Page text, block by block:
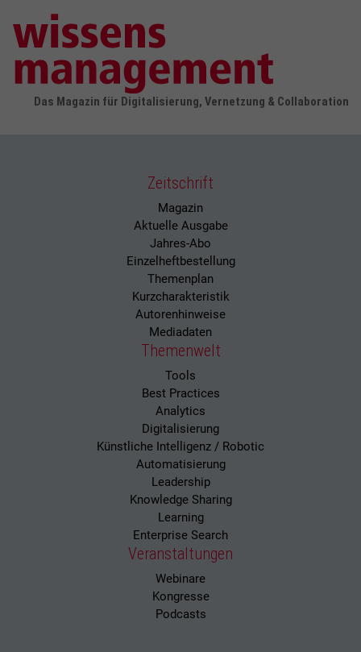
Das Magazin für Digitalisierung, Vernetzung & Collaboration
Zeitschrift
Magazin
Aktuelle Ausgabe
Jahres-Abo
Einzelheftbestellung
Themenplan
Kurzcharakteristik
Autorenhinweise
Mediadaten
Themenwelt
Tools
Best Practices
Analytics
Digitalisierung
Künstliche Intelligenz / Robotic
Automatisierung
Leadership
Knowledge Sharing
Learning
Enterprise Search
Veranstaltungen
Webinare
Kongresse
Podcasts